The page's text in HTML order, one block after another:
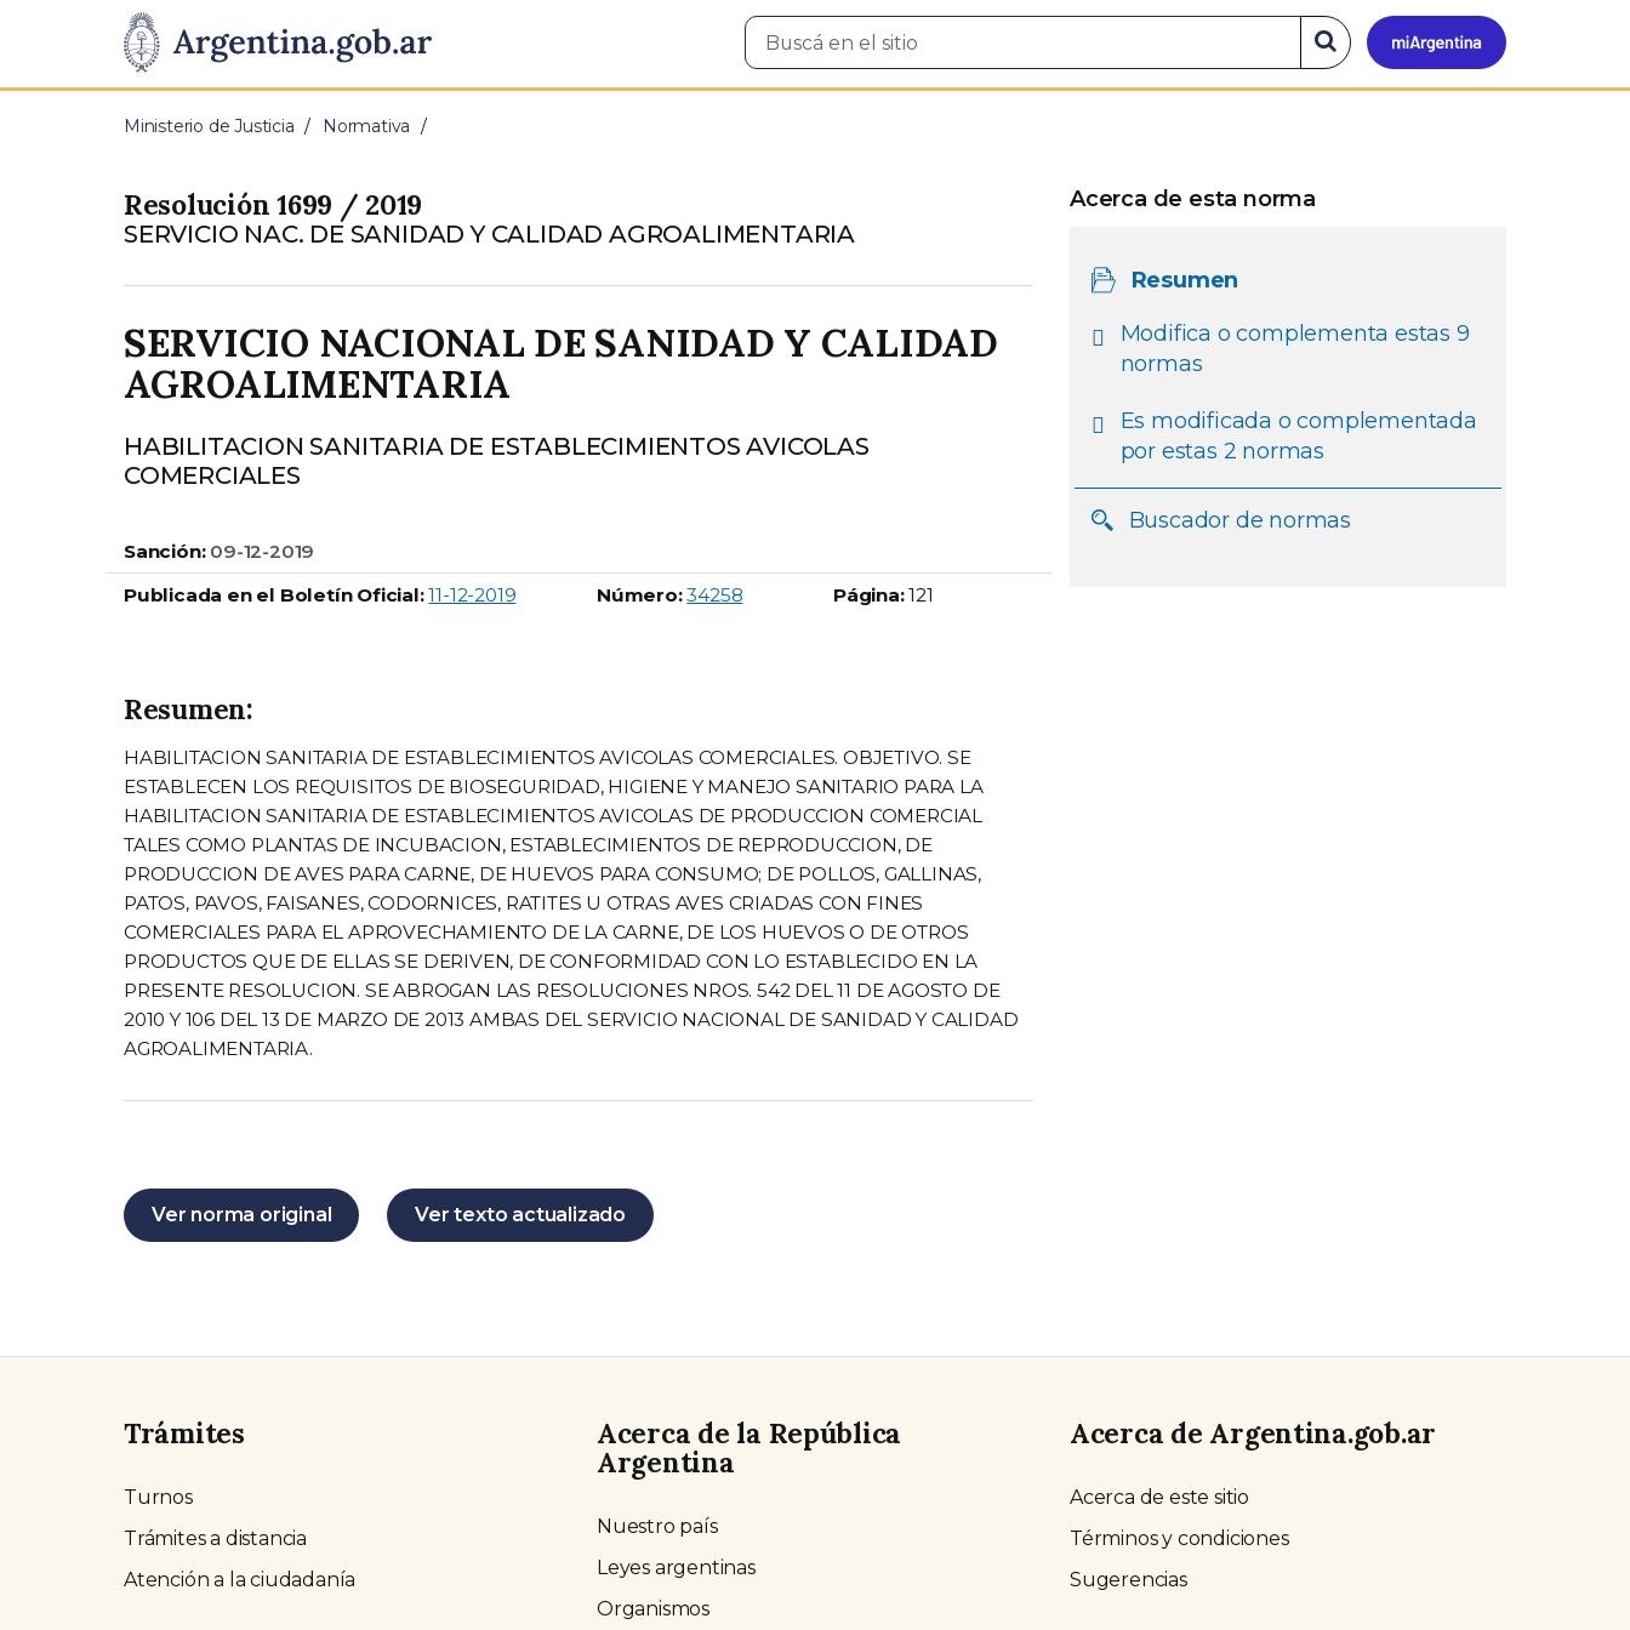
Presidencia
de
Pasar al contenido principal
Mi
Buscar
en
Buscar
en
el
Ministerio de Justicia Normativa
Resolución 1699 / 2019
SERVICIO NAC. DE SANIDAD Y CALIDAD AGROALIMENTARIA
SERVICIO NACIONAL DE SANIDAD Y CALIDAD
AGROALIMENTARIA
HABILITACION SANITARIA DE ESTABLECIMIENTOS AVICOLAS
COMERCIALES
Sanción: 09-12-2019
Publicada en el Boletín Oficial: 11-12-2019 Número:Boletín Oficial número:
34258 Página: 121
Resumen:
HABILITACION SANITARIA DE ESTABLECIMIENTOS AVICOLAS COMERCIALES. OBJETIVO. SE
ESTABLECEN LOS REQUISITOS DE BIOSEGURIDAD, HIGIENE Y MANEJO SANITARIO PARA LA
HABILITACION SANITARIA DE ESTABLECIMIENTOS AVICOLAS DE PRODUCCION COMERCIAL
TALES COMO PLANTAS DE INCUBACION, ESTABLECIMIENTOS DE REPRODUCCION, DE
PRODUCCION DE AVES PARA CARNE, DE HUEVOS PARA CONSUMO; DE POLLOS, GALLINAS,
PATOS, PAVOS, FAISANES, CODORNICES, RATITES U OTRAS AVES CRIADAS CON FINES
COMERCIALES PARA EL APROVECHAMIENTO DE LA CARNE, DE LOS HUEVOS O DE OTROS
PRODUCTOS QUE DE ELLAS SE DERIVEN, DE CONFORMIDAD CON LO ESTABLECIDO EN LA
PRESENTE RESOLUCION. SE ABROGAN LAS RESOLUCIONES NROS. 542 DEL 11 DE AGOSTO DE
2010 Y 106 DEL 13 DE MARZO DE 2013 AMBAS DEL SERVICIO NACIONAL DE SANIDAD Y CALIDAD
AGROALIMENTARIA.
Ver norma original Ver texto actualizado
Acerca de esta norma
Resumen
Modifica o complementa estas 9
normas
Es modificada o complementada
por estas 2 normas
Buscador de normas
Trámites
Turnos
Trámites a distancia
Atención a la ciudadanía
Acerca de la República
Argentina
Nuestro país
Leyes argentinas
Organismos
Acerca de Argentina.gob.ar
Acerca de este sitio
Términos y condiciones
Sugerencias